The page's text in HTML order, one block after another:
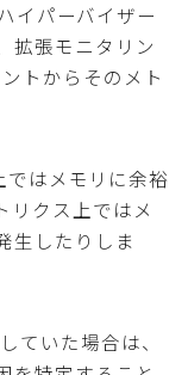
イパーバイザー
拡張モニタリン
トからそのメト
はメモリに余裕
リクス上ではメ
生したりしま
ていた場合は、